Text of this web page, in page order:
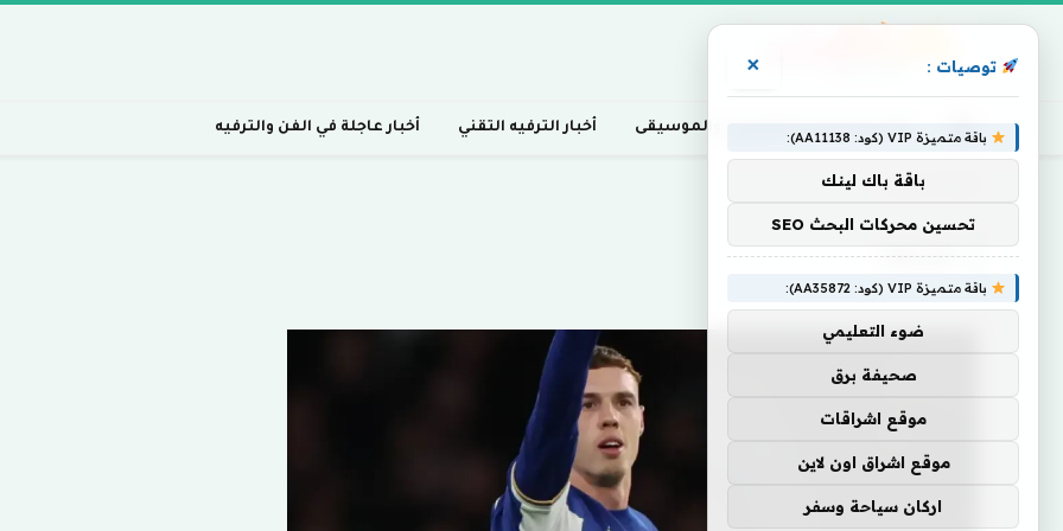
أخبار السينما، التلفزيون، والموسيقى أخبار الترفيه التقني أخبار عاجلة في الفن والترفيه
تفريطه
تفريطه
توصيات : ×
باقة متميزة VIP (كود: AA11138):
باقة باك لينك
تحسين محركات البحث SEO
باقة متميزة VIP (كود: AA35872):
ضوء التعليمي
صحيفة برق
موقع اشراقات
موقع اشراق اون لاين
اركان سياحة وسفر